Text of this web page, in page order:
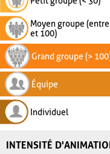
Moyen groupe
et 100)
Grand groupe (>
Équipe
Individuel
INTENSITÉ